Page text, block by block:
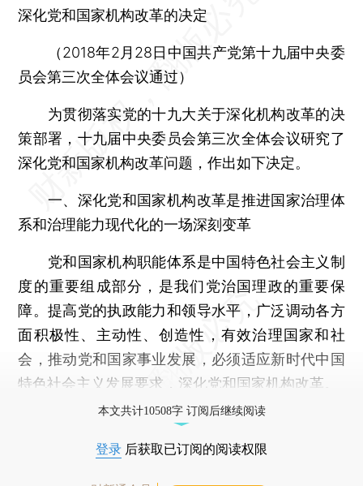
深化党和国家机构改革的决定
（2018年2月28日中国共产党第十九届中央委
员会第三次全体会议通过）
为贯彻落实党的十九大关于深化机构改革的决
策部署，十九届中央委员会第三次全体会议研究了
深化党和国家机构改革问题，作出如下决定。
一、深化党和国家机构改革是推进国家治理体
系和治理能力现代化的一场深刻变革
党和国家机构职能体系是中国特色社会主义制
度的重要组成部分，是我们党治国理政的重要保
障。提高党的执政能力和领导水平，广泛调动各方
面积极性、主动性、创造性，有效治理国家和社
会，推动党和国家事业发展，必须适应新时代中国
特色社会主义发展要求，深化党和国家机构改革。
本文共计10508字 订阅后继续阅读
登录 后获取已订阅的阅读权限